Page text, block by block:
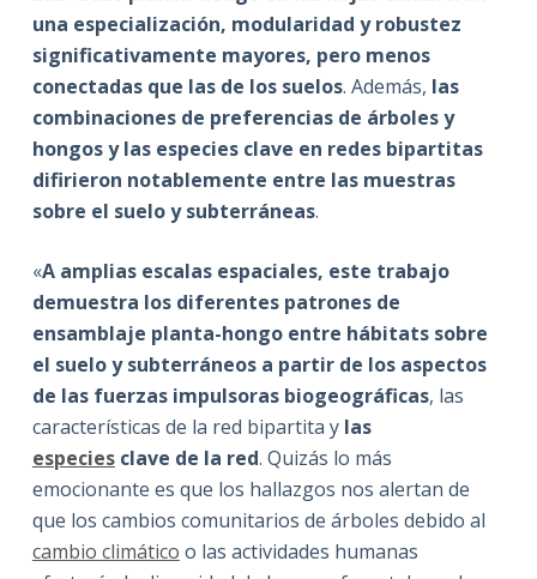
una especialización, modularidad y robustez
significativamente mayores, pero menos
conectadas que las de los suelos. Además, las
combinaciones de preferencias de árboles y
hongos y las especies clave en redes bipartitas
difirieron notablemente entre las muestras
sobre el suelo y subterráneas.
«A amplias escalas espaciales, este trabajo
demuestra los diferentes patrones de
ensamblaje planta-hongo entre hábitats sobre
el suelo y subterráneos a partir de los aspectos
de las fuerzas impulsoras biogeográficas, las
características de la red bipartita y las
especiesclave de la red. Quizás lo más
emocionante es que los hallazgos nos alertan de
que los cambios comunitarios de árboles debido al
cambio climático o las actividades humanas